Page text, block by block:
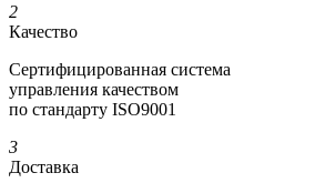
2
Качество
Сертифициро­ванная система
управления качеством
по стандарту ISO9001
3
Доставка